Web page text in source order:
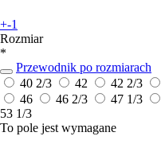
+-1
Rozmiar
*
Przewodnik po rozmiarach
40 2/3
42 42 2/3
46
46 2/3 47 1/3
53 1/3
To pole jest wymagane